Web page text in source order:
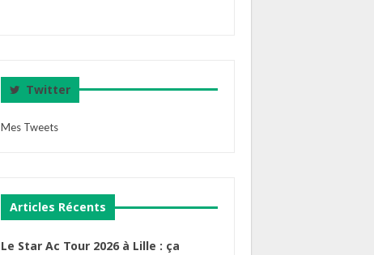
Twitter
Mes Tweets
Articles Récents
Le Star Ac Tour 2026 à Lille : ça